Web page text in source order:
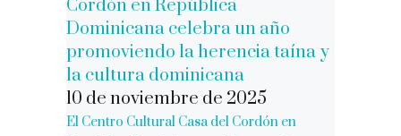
10 de noviembre de 2025
El Centro Cultural Casa del Cordón en